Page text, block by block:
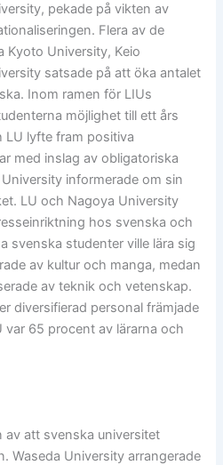
pekade på vikten av
Flera av de
Kyoto University, Keio
satsade på att öka antalet
Inom ramen för LIUs
möjlighet till ett års
LU lyfte fram positiva
med inslag av obligatoriska
informerade om sin
LU och Nagoya University
hos svenska och
svenska studenter ville lära sig
av kultur och manga, medan
av teknik och vetenskap.
diversifierad personal främjade
var 65 procent av lärarna och
av att svenska universitet
Waseda University arrangerade